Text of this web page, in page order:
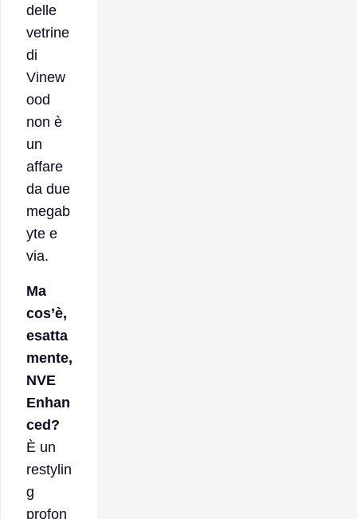
delle
vetrine
di
Vinew
ood
non è
un
affare
da due
megab
yte e
via.
Ma
cos’è,
esatta
mente,
NVE
Enhan
ced?
È un
restylin
g
profon